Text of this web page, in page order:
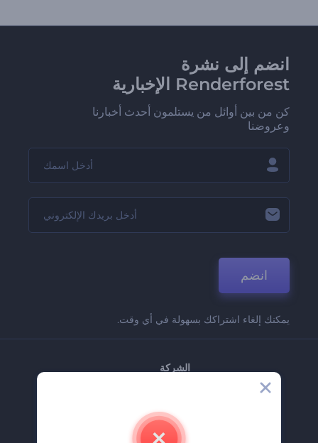
انضم إلى نشرة
Renderforest الإخبارية
كن من بين أوائل من يستلمون أحدث أخبارنا
وعروضنا
انضم
يمكنك إلغاء اشتراكك بسهولة في أي وقت.
الشركة
اتصل بنا
وظائف